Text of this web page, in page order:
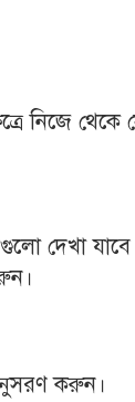
নিজে থেকে
দেখা
করুন।